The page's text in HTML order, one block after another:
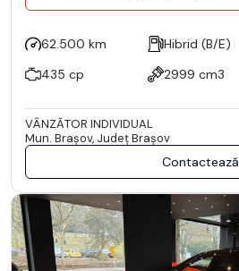
62.500 km Hibrid (B/E)
435 cp
2999 cm3
VÂNZĂTOR INDIVIDUAL
Mun. Braşov, Județ Braşov
Contactează